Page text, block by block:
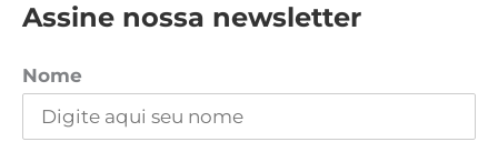
Assine nossa newsletter
Nome